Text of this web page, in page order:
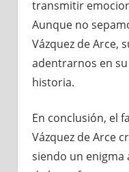
transmitir
Aunque no
Vázquez de Arce,
adentrarnos en
historia.
En conclusión, el
Vázquez de Arce
siendo un enigma